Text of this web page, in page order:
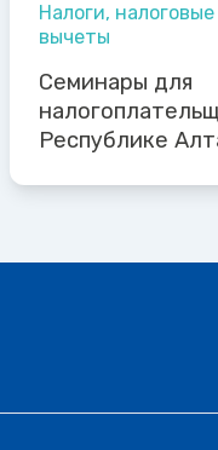
Налоги,
вычеты
Семинары для
Республике